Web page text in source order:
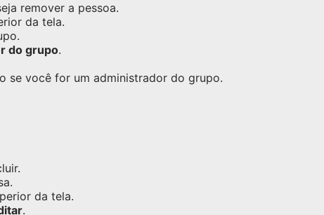
remover a pessoa.
da tela.
do grupo.
se você for um administrador do grupo.
da tela.
.